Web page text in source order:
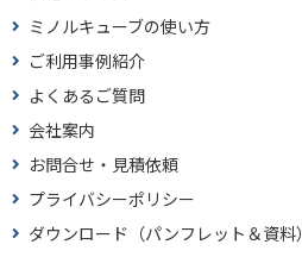
ミノルキューブの使い方
ご利用事例紹介
よくあるご質問
会社案内
お問合せ・見積依頼
プライバシーポリシー
ダウンロード（パンフレット＆資料）